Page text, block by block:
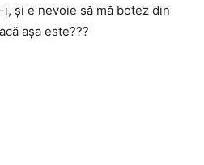
și e nevoie să mă botez din
așa este???